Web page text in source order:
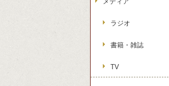
ラジオ
書籍・雑誌
TV